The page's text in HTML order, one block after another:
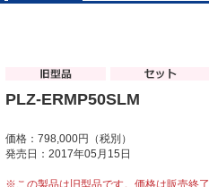
PLZ-ERMP50SLM
価格：798,000円（税別）
発売日：2017年05月15日